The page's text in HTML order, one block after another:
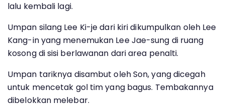
lalu kembali lagi.
Umpan silang Lee Ki-je dari kiri dikumpulkan oleh Lee
Kang-in yang menemukan Lee Jae-sung di ruang
kosong di sisi berlawanan dari area penalti.
Umpan tariknya disambut oleh Son, yang dicegah
untuk mencetak gol tim yang bagus. Tembakannya
dibelokkan melebar.